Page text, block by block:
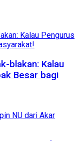
blakan: Kalau
Besar bagi